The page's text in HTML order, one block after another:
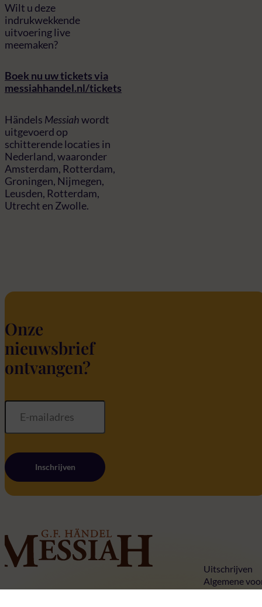
Wilt u deze
indrukwekkende
uitvoering live
meemaken?
Boek nu uw tickets via
messiahhandel.nl/tickets
Händels Messiahwordt
uitgevoerd op
schitterende locaties in
Nederland, waaronder
Amsterdam, Rotterdam,
Groningen, Nijmegen,
Leusden, Rotterdam,
Utrecht en Zwolle.
Onze
nieuwsbrief
ontvangen?
Inschrijven
Home
Uitschrijven
Algemene
Privacy